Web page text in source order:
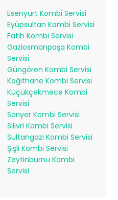
Esenyurt Kombi Servisi
Eyüpsultan Kombi Servisi
Fatih Kombi Servisi
Gaziosmanpaşa Kombi
Servisi
Güngören Kombi Servisi
Kağıthane Kombi Servisi
Küçükçekmece Kombi
Servisi
Sarıyer Kombi Servisi
Silivri Kombi Servisi
Sultangazi Kombi Servisi
Şişli Kombi Servisi
Zeytinburnu Kombi
Servisi